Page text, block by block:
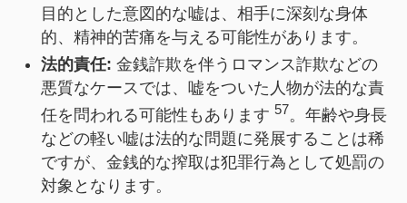
目的とした意図的な嘘は、相手に深刻な身体
的、精神的苦痛を与える可能性があります。
法的責任: 金銭詐欺を伴うロマンス詐欺などの
悪質なケースでは、嘘をついた人物が法的な責
任を問われる可能性もあります 57。年齢や身長
などの軽い嘘は法的な問題に発展することは稀
ですが、金銭的な搾取は犯罪行為として処罰の
対象となります。